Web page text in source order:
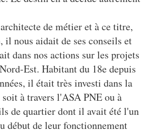
de métier et à ce titre,
il nous aidait de ses conseils et
dans nos actions sur les projets
Est. Habitant du 18e depuis
il était très investi dans la
à travers l'ASA PNE ou à
de quartier dont il avait été l'un
début de leur fonctionnement